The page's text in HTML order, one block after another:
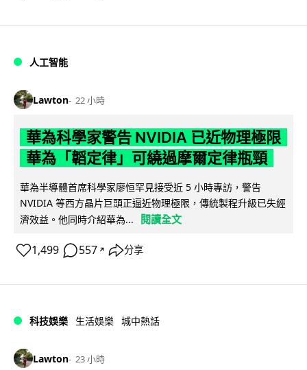
人工智能
Lawton 22 小時
華為科學家警告 NVIDIA 已近物理極限
華為「韜定律」可繞過摩爾定律瓶頸
華為半導體首席科學家廖恒罕見接受近 5 小時專訪，警告
NVIDIA 等西方晶片巨頭正逼近物理極限，傳統製程升級已失經
濟效益。他同時介紹華為...
閱讀全文
1,499 557 ↗ 分享
科技娛樂 生活娛樂 城中熱話
Lawton 23 小時